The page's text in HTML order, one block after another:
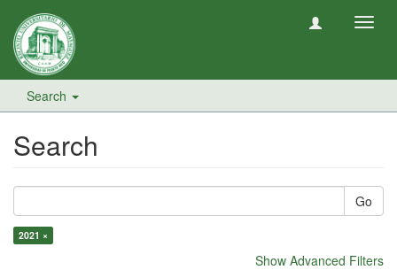
Search
Search
Go
2021 ×
Show Advanced Filters